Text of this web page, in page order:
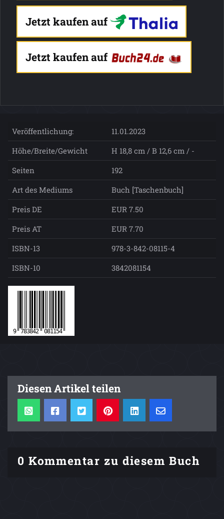
Jetzt kaufen auf
Jetzt kaufen auf
Veröffentlichung:
11.01.2023
Höhe/Breite/Gewicht
H 18,8 cm / B 12,6 cm / -
Seiten
192
Art des Mediums
Buch [Taschenbuch]
Preis DE
EUR 7.50
Preis AT
EUR 7.70
ISBN-13
978-3-842-08115-4
ISBN-10
3842081154
Diesen Artikel teilen
0 Kommentar zu diesem Buch